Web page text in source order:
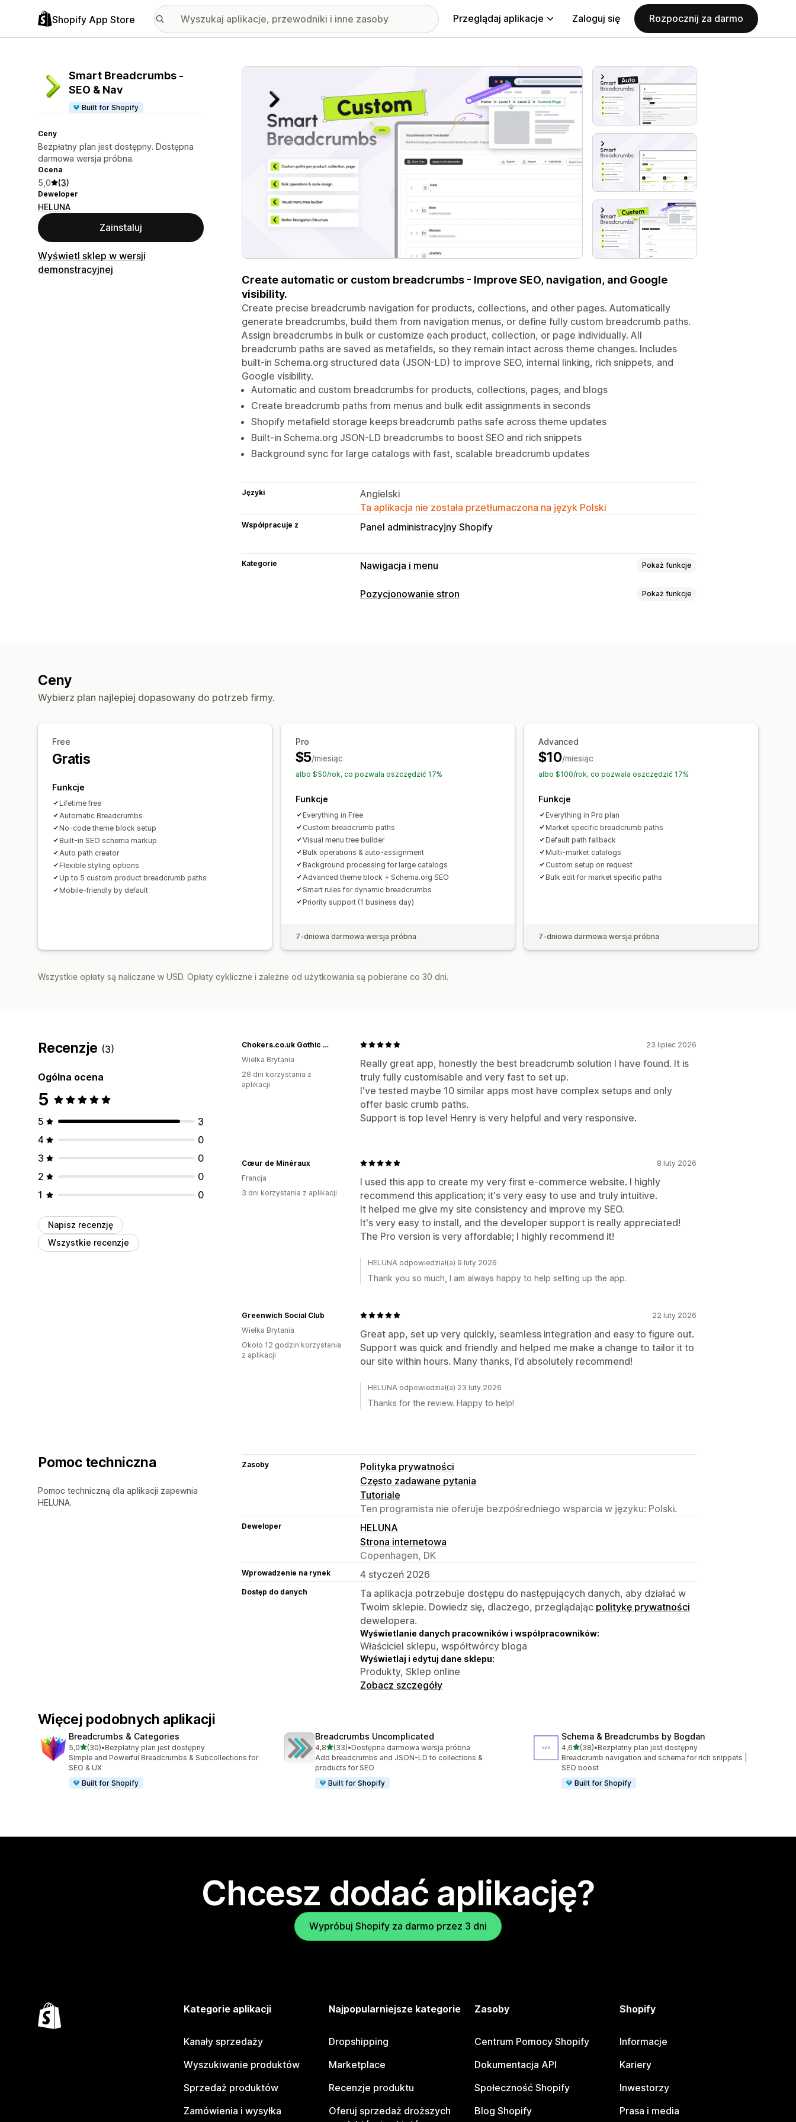
Shopify App Store Przeglądaj aplikacje Zaloguj się Rozpocznij za darmo
Smart Breadcrumbs ‑
SEO & Nav
Built for Shopify
Ceny
Bezpłatny plan jest dostępny. Dostępna
darmowa wersja próbna.
Ocena
5,0 (3)
Deweloper
HELUNA
Zainstaluj
Wyświetl sklep w wersji
demonstracyjnej
Wyróżnione obrazy w galerii
Create automatic or custom breadcrumbs - Improve SEO, navigation, and Google
visibility.
Create precise breadcrumb navigation for products, collections, and other pages. Automatically
generate breadcrumbs, build them from navigation menus, or define fully custom breadcrumb paths.
Assign breadcrumbs in bulk or customize each product, collection, or page individually. All
breadcrumb paths are saved as metafields, so they remain intact across theme changes. Includes
built-in Schema.org structured data (JSON-LD) to improve SEO, internal linking, rich snippets, and
Google visibility.
Automatic and custom breadcrumbs for products, collections, pages, and blogs
Create breadcrumb paths from menus and bulk edit assignments in seconds
Shopify metafield storage keeps breadcrumb paths safe across theme updates
Built-in Schema.org JSON-LD breadcrumbs to boost SEO and rich snippets
Background sync for large catalogs with fast, scalable breadcrumb updates
Języki
Angielski
Ta aplikacja nie została przetłumaczona na język Polski
Współpracuje z Panel administracyjny Shopify
Kategorie Nawigacja i menu Pokaż funkcje
Przeglądanie
Pozycjonowanie stron Pokaż funkcje
Ceny
Wybierz plan najlepiej dopasowany do potrzeb firmy.
Free
Gratis
Funkcje
Lifetime free
Automatic Breadcrumbs
No-code theme block setup
Built-in SEO schema markup
Auto path creator
Flexible styling options
Up to 5 custom product breadcrumb paths
Mobile-friendly by default
Pro
$5/miesiąc
albo $50/rok, co pozwala oszczędzić 17%
Funkcje
Everything in Free
Custom breadcrumb paths
Visual menu tree builder
Bulk operations & auto-assignment
Background processing for large catalogs
Advanced theme block + Schema.org SEO
Smart rules for dynamic breadcrumbs
Priority support (1 business day)
7-dniowa darmowa wersja próbna
Advanced
$10/miesiąc
albo $100/rok, co pozwala oszczędzić 17%
Funkcje
Everything in Pro plan
Market specific breadcrumb paths
Default path fallback
Multi-market catalogs
Custom setup on request
Bulk edit for market specific paths
7-dniowa darmowa wersja próbna
Wszystkie opłaty są naliczane w USD. Opłaty cykliczne i zależne od użytkowania są pobierane co 30 dni.
Recenzje (3)
Ogólna ocena
5
5
3
4
0
3
0
2
0
1
0
Napisz recenzję
Wszystkie recenzje
23 lipiec 2026
Really great app, honestly the best breadcrumb solution I have found. It is
truly fully customisable and very fast to set up.
I've tested maybe 10 similar apps most have complex setups and only
offer basic crumb paths.
Support is top level Henry is very helpful and very responsive.
Chokers.co.uk Gothic Jewellery
Wielka Brytania
28 dni korzystania z
aplikacji
8 luty 2026
I used this app to create my very first e-commerce website. I highly
recommend this application; it's very easy to use and truly intuitive.
It helped me give my site consistency and improve my SEO.
It's very easy to install, and the developer support is really appreciated!
The Pro version is very affordable; I highly recommend it!
Cœur de Minéraux
Francja
3 dni korzystania z aplikacji
HELUNA odpowiedział(a) 9 luty 2026
Thank you so much, I am always happy to help setting up the app.
22 luty 2026
Great app, set up very quickly, seamless integration and easy to figure out.
Support was quick and friendly and helped me make a change to tailor it to
our site within hours. Many thanks, I’d absolutely recommend!
Greenwich Social Club
Wielka Brytania
Około 12 godzin korzystania
z aplikacji
HELUNA odpowiedział(a) 23 luty 2026
Thanks for the review. Happy to help!
Pomoc techniczna
Pomoc techniczną dla aplikacji zapewnia
HELUNA.
Zasoby
Polityka prywatności
Często zadawane pytania
Tutoriale
Ten programista nie oferuje bezpośredniego wsparcia w języku: Polski.
Deweloper
HELUNA
Strona internetowa
Copenhagen, DK
Wprowadzenie na rynek 4 styczeń 2026
Dostęp do danych
Ta aplikacja potrzebuje dostępu do następujących danych, aby działać w
Twoim sklepie. Dowiedz się, dlaczego, przeglądając politykę prywatności
dewelopera.
Wyświetlanie danych pracowników i współpracowników:
Właściciel sklepu, współtwórcy bloga
Wyświetlaj i edytuj dane sklepu:
Produkty, Sklep online
Zobacz szczegóły
Więcej podobnych aplikacji
Breadcrumbs & Categories
5,0na 5 gwiazdek
(30)
Łączna liczba recenzji: 30
•Bezpłatny plan jest dostępny
Simple and Powerful Breadcrumbs & Subcollections for
SEO & UX
Built for Shopify
Breadcrumbs Uncomplicated
4,8na 5 gwiazdek
(33)
Łączna liczba recenzji: 33
•Dostępna darmowa wersja próbna
Add breadcrumbs and JSON-LD to collections &
products for SEO
Built for Shopify
Schema & Breadcrumbs by Bogdan
4,6na 5 gwiazdek
(38)
Łączna liczba recenzji: 38
•Bezpłatny plan jest dostępny
Breadcrumb navigation and schema for rich snippets |
SEO boost
Built for Shopify
Chcesz dodać aplikację?
Wypróbuj Shopify za darmo przez 3 dni
Kategorie aplikacji
Kanały sprzedaży
Wyszukiwanie produktów
Sprzedaż produktów
Zamówienia i wysyłka
Najpopularniejsze kategorie
Dropshipping
Marketplace
Recenzje produktu
Oferuj sprzedaż droższych
Zasoby
Centrum Pomocy Shopify
Dokumentacja API
Społeczność Shopify
Blog Shopify
Shopify
Informacje
Kariery
Inwestorzy
Prasa i media